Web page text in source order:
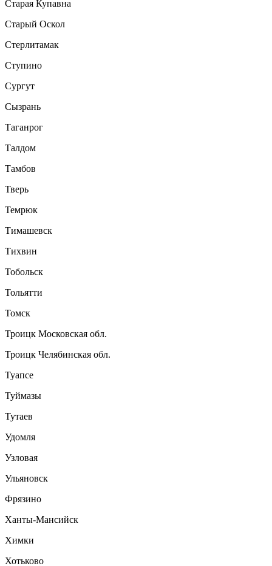
Старая Купавна
Старый Оскол
Стерлитамак
Ступино
Сургут
Сызрань
Таганрог
Талдом
Тамбов
Тверь
Темрюк
Тимашевск
Тихвин
Тобольск
Тольятти
Томск
Троицк Московская обл.
Троицк Челябинская обл.
Туапсе
Туймазы
Тутаев
Удомля
Узловая
Ульяновск
Фрязино
Ханты-Мансийск
Химки
Хотьково